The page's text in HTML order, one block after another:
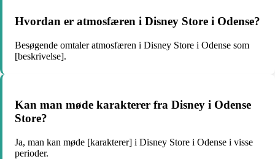
Hvordan er atmosfæren i Disney Store i Odense?
Besøgende omtaler atmosfæren i Disney Store i Odense som
[beskrivelse].
Kan man møde karakterer fra Disney i Odense
Store?
Ja, man kan møde [karakterer] i Disney Store i Odense i visse
perioder.